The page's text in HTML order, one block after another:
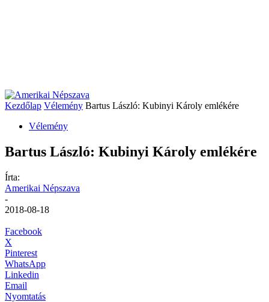
Kezdőlap Vélemény Bartus László: Kubinyi Károly emlékére
Vélemény
Bartus László: Kubinyi Károly emlékére
Írta:
Amerikai Népszava
-
2018-08-18
Facebook
X
Pinterest
WhatsApp
Linkedin
Email
Nyomtatás